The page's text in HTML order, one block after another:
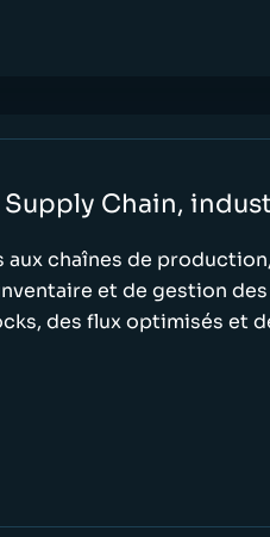
Chain,
aux chaînes de
et de gestion
des flux optimisés et